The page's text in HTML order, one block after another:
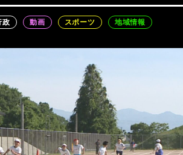
政 動画 スポーツ 地域情報